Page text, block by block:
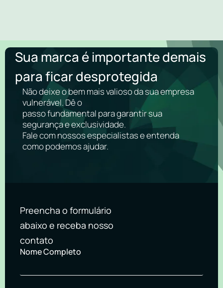
Sua marca é importante demais
para ficar desprotegida
Não deixe o bem mais valioso da sua empresa
vulnerável. Dê o
passo fundamental para garantir sua
segurança e exclusividade.
Fale com nossos especialistas e entenda
como podemos ajudar.
Preencha o formulário
abaixo e receba nosso
contato
Nome Completo